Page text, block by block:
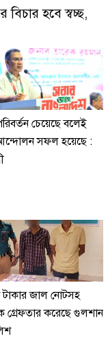
বিচার হবে স্বচ্ছ,
চেয়েছে বলেই
সফল হয়েছে :
জাল নোটসহ
গ্রেফতার করেছে গুলশান